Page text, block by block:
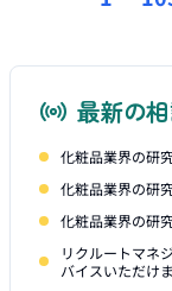
最新の
化粧品業界の研
化粧品業界の研
化粧品業界の研
リクルートマネ
バイスいただけ